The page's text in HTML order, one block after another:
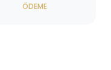
ÖDEME